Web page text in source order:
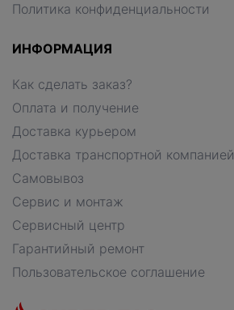
Политика конфиденциальности
ИНФОРМАЦИЯ
Как сделать заказ?
Оплата и получение
Доставка курьером
Доставка транспортной компанией
Самовывоз
Сервис и монтаж
Сервисный центр
Гарантийный ремонт
Пользовательское соглашение